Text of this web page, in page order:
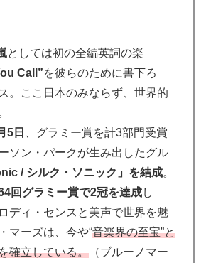
としては初の全編英詞の楽
Call”を彼らのために書下ろ
。ここ⽇本のみならず、世界的
5⽇
、グラミー賞を計3部⾨受賞
ソン・パークが⽣み出したグル
/ シルク・ソニック」を結成。
回グラミー賞で2冠を達成し
ディ・センスと美声で世界を魅
マーズは、今や“⾳楽界の⾄宝”と
確⽴している。 （ブルーノマー